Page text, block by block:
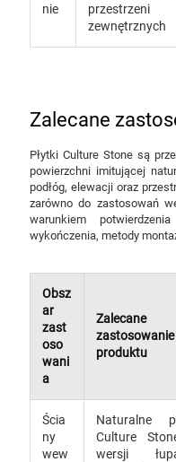
nie
przestrzeni
zewnętrznych
Zalecane
Płytki Culture Stone są
powierzchni imitującej
podłóg, elewacji oraz
zarówno do zastosowań
warunkiem
wykończenia, metody
Obsz
ar
zast
oso
wani
a
Zalecane
zastosowanie
produktu
Ścia
ny
wew
Naturalne
Culture
wersji